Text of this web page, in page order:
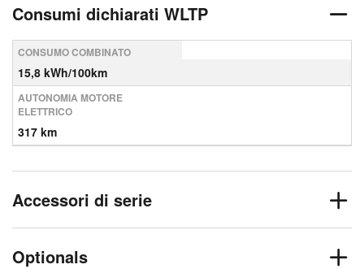
Consumi dichiarati WLTP
CONSUMO COMBINATO
15,8 kWh/100km
AUTONOMIA MOTORE
ELETTRICO
317 km
Accessori di serie
Optionals